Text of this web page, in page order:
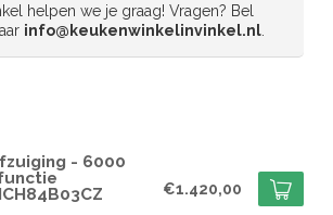
helpen we je graag! Vragen? Bel
info@keukenwinkelinvinkel.nl
- 6000
€1.420,00